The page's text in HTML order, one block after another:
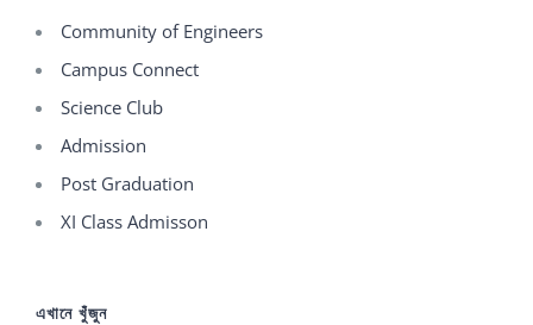
Community of Engineers
Campus Connect
Science Club
Admission
Post Graduation
XI Class Admisson
এখানে খুঁজুন